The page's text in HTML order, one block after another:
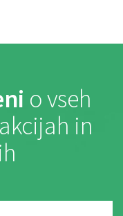
o vseh
in